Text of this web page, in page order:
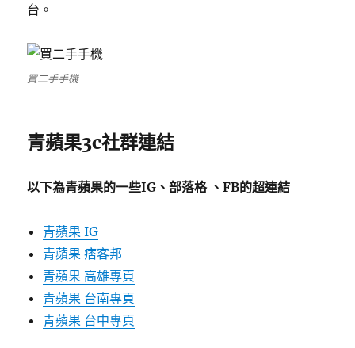
台。
買二手手機
青蘋果3c社群連結
以下為青蘋果的一些IG、部落格 、FB的超連結
青蘋果 IG
青蘋果 痞客邦
青蘋果 高雄專頁
青蘋果 台南專頁
青蘋果 台中專頁